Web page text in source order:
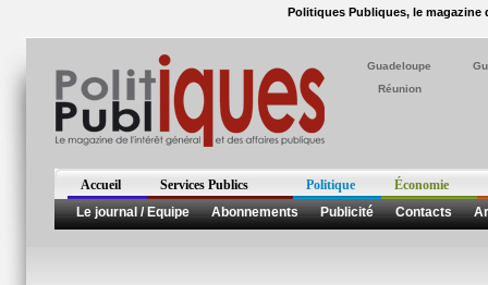
Politiques Publiques, le magazine
Guadeloupe
Réunion
Accueil Services Publics Politique
Économie
Le journal / Equipe
Abonnements Publicité Contacts